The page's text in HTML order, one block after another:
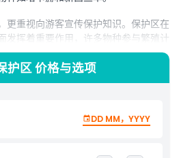
更重视向游客宣传保护知识。保护区在
发挥着重要作用，许多物种参与繁殖计
您不仅能看到这些令人惊叹的生物，还
保护区为保护它们所做的努力。
的环境也是自然爱好者享受放松一天的
护区 价格与选项
DD MM，YYYY